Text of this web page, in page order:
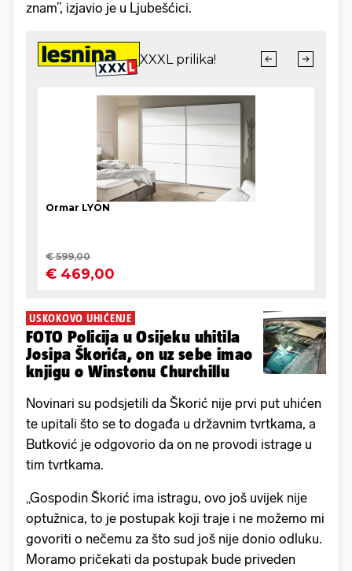
znam”, izjavio je u Ljubešćici.
USKOKOVO UHIĆENJE
FOTO Policija u Osijeku uhitila
Josipa Škorića, on uz sebe imao
knjigu o Winstonu Churchillu
Novinari su podsjetili da Škorić nije prvi put uhićen
te upitali što se to događa u državnim tvrtkama, a
Butković je odgovorio da on ne provodi istrage u
tim tvrtkama.
„Gospodin Škorić ima istragu, ovo još uvijek nije
optužnica, to je postupak koji traje i ne možemo mi
govoriti o nečemu za što sud još nije donio odluku.
Moramo pričekati da postupak bude priveden